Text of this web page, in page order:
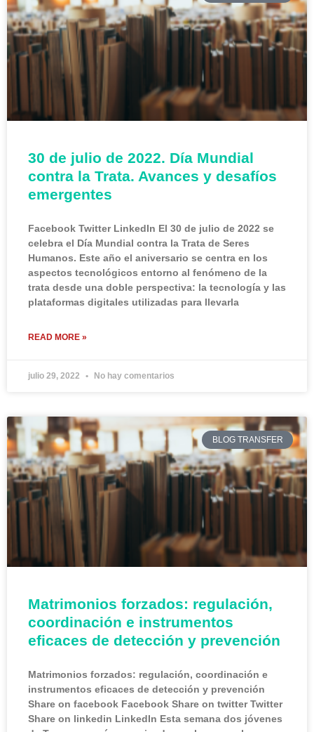
30 de julio de 2022. Día Mundial
contra la Trata. Avances y desafíos
emergentes
Facebook Twitter LinkedIn El 30 de julio de 2022 se
celebra el Día Mundial contra la Trata de Seres
Humanos. Este año el aniversario se centra en los
aspectos tecnológicos entorno al fenómeno de la
trata desde una doble perspectiva: la tecnología y las
plataformas digitales utilizadas para llevarla
READ MORE »
julio 29, 2022 No hay comentarios
BLOG TRANSFER
Matrimonios forzados: regulación,
coordinación e instrumentos
eficaces de detección y prevención
Matrimonios forzados: regulación, coordinación e
instrumentos eficaces de detección y prevención
Share on facebook Facebook Share on twitter Twitter
Share on linkedin LinkedIn Esta semana dos jóvenes